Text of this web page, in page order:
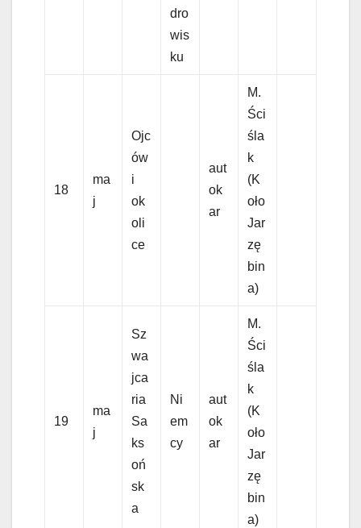
dro
wis
ku
18
ma
j
Ojc
ów
i
ok
oli
ce
aut
ok
ar
M.
Ści
śla
k
(K
oło
Jar
zę
bin
a)
19
ma
j
Sz
wa
jca
ria
Sa
ks
oń
sk
a
Ni
em
cy
aut
ok
ar
M.
Ści
śla
k
(K
oło
Jar
zę
bin
a)